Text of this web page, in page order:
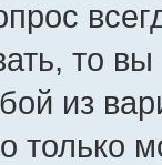
то
из
только